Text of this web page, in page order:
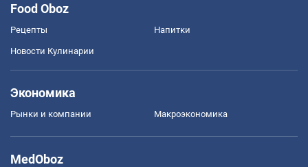
Food Oboz
Рецепты Напитки
Новости Кулинарии
Экономика
Рынки и компании Mакроэкономика
MedOboz